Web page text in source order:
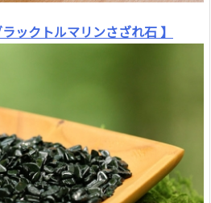
ックトルマリンさざれ石 】